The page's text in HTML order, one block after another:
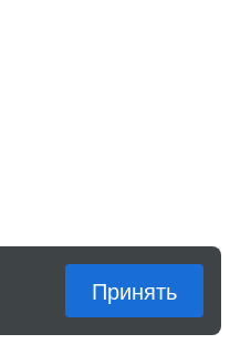
Принять